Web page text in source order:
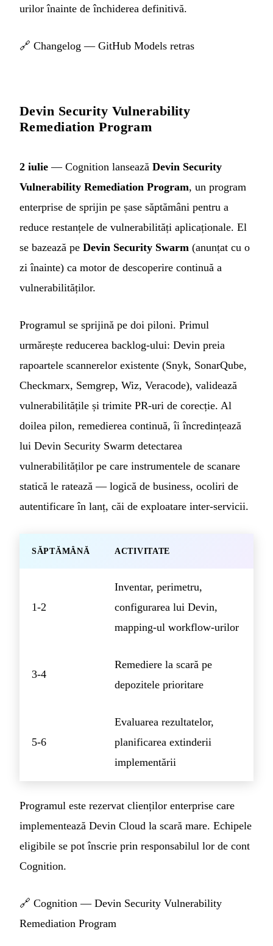
urilor înainte de închiderea definitivă.
🔗 Changelog — GitHub Models retras
Devin Security Vulnerability
Remediation Program
2 iulie — Cognition lansează Devin Security
Vulnerability Remediation Program, un program
enterprise de sprijin pe șase săptămâni pentru a
reduce restanțele de vulnerabilități aplicaționale. El
se bazează pe Devin Security Swarm (anunțat cu o
zi înainte) ca motor de descoperire continuă a
vulnerabilităților.
Programul se sprijină pe doi piloni. Primul
urmărește reducerea backlog-ului: Devin preia
rapoartele scannerelor existente (Snyk, SonarQube,
Checkmarx, Semgrep, Wiz, Veracode), validează
vulnerabilitățile și trimite PR-uri de corecție. Al
doilea pilon, remedierea continuă, îi încredințează
lui Devin Security Swarm detectarea
vulnerabilităților pe care instrumentele de scanare
statică le ratează — logică de business, ocoliri de
autentificare în lanț, căi de exploatare inter-servicii.
SĂPTĂMÂNĂ ACTIVITATE
1-2
Inventar, perimetru,
configurarea lui Devin,
mapping-ul workflow-urilor
3-4
Remediere la scară pe
depozitele prioritare
5-6
Evaluarea rezultatelor,
planificarea extinderii
implementării
Programul este rezervat clienților enterprise care
implementează Devin Cloud la scară mare. Echipele
eligibile se pot înscrie prin responsabilul lor de cont
Cognition.
🔗 Cognition — Devin Security Vulnerability
Remediation Program